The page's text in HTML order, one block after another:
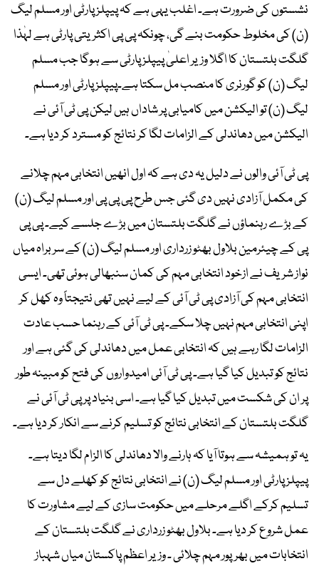
نشستوں کی ضرورت ہے۔ اغلب یہی ہے کہ پیپلز پارٹی اور مسلم لیگ
(ن) کی مخلوط حکومت بنے گی، چونکہ پی پی اکثریتی پارٹی ہے لہٰذا
گلگت بلتستان کا اگلا وزیر اعلیٰ پیپلز پارٹی سے ہوگا جب مسلم
لیگ (ن) کو گورنری کا منصب مل سکتا ہے۔پیپلز پارٹی اور مسلم
لیگ (ن) تو الیکشن میں کامیابی پر شاداں ہیں لیکن پی ٹی آئی نے
الیکشن میں دھاندلی کے الزامات لگا کر نتائج کو مسترد کر دیا ہے۔
پی ٹی آئی والوں نے دلیل یہ دی ہے کہ اول انھیں انتخابی مہم چلانے
کی مکمل آزادی نہیں دی گئی جس طرح پی پی پی اور مسلم لیگ (ن)
کے بڑے رہنماؤں نے گلگت بلتستان میں بڑے جلسے کیے۔ پی پی
پی کے چیئرمین بلاول بھٹو زرداری اور مسلم لیگ (ن) کے سربراہ میاں
نواز شریف نے ازخود انتخابی مہم کی کمان سنبھالی ہوئی تھی۔ ایسی
انتخابی مہم کی آزادی پی ٹی آئی کے لیے نہیں تھی نتیجتاً وہ کھل کر
اپنی انتخابی مہم نہیں چلا سکے۔ پی ٹی آئی کے رہنما حسب عادت
الزامات لگا رہے ہیں کہ انتخابی عمل میں دھاندلی کی گئی ہے اور
نتائج کو تبدیل کیا گیا ہے۔ پی ٹی آئی امیدواروں کی فتح کو مبینہ طور
پر ان کی شکست میں تبدیل کیا گیا ہے۔ اسی بنیاد پر پی ٹی آئی نے
گلگت بلتستان کے انتخابی نتائج کو تسلیم کرنے سے انکار کر دیا ہے۔
یہ تو ہمیشہ سے ہوتا آیا کہ ہارنے والا دھاندلی کا الزام لگا دیتا ہے۔
پیپلز پارٹی اور مسلم لیگ (ن) نے انتخابی نتائج کو کھلے دل سے
تسلیم کرکے اگلے مرحلے میں حکومت سازی کے لیے مشاورت کا
عمل شروع کر دیا ہے۔ بلاول بھٹو زرداری نے گلگت بلتستان کے
انتخابات میں بھرپور مہم چلائی ۔ وزیر اعظم پاکستان میاں شہباز